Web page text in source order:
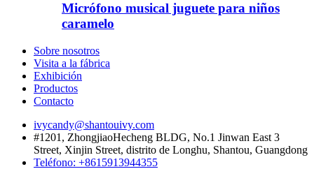
Micrófono musical juguete para niños
caramelo
Sobre nosotros
Visita a la fábrica
Exhibición
Productos
Contacto
ivycandy@shantouivy.com
#1201, ZhongjiaoHecheng BLDG, No.1 Jinwan East 3
Street, Xinjin Street, distrito de Longhu, Shantou, Guangdong
Teléfono: +8615913944355